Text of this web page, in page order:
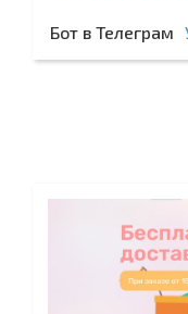
Бот в Телеграм